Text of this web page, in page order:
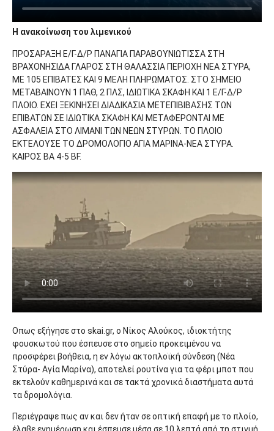
Η ανακοίνωση του λιμενικού
ΠPOΣAPAΞH E/Γ-Δ/P ΠANAΓIA ΠAPABOYNIΩTIΣΣA ΣTH
BPAXONHΣIΔA ΓΛAPOΣ ΣTH ΘAΛAΣΣIA ΠEPIOXH NEA ΣTYPA,
ME 105 EΠIBATEΣ KAI 9 MEΛH ΠΛHPΩMATOΣ. ΣTO ΣHMEIO
METABAINOYN 1 ΠAΘ, 2 ΠΛΣ, IΔIΩTIKA ΣKAΦH KAI 1 E/Γ-Δ/P
ΠΛOIO. EXEI ΞEKINHΣEI ΔIAΔIKAΣIA METEΠIBIBAΣHΣ TΩN
EΠIBATΩN ΣE IΔIΩTIKA ΣKAΦH KAI METAΦEPONTAI ME
AΣΦAΛEIA ΣTO ΛIMANI TΩN NEΩN ΣTYPΩN. TO ΠΛOIO
EKTEΛOYΣE TO ΔPOMOΛOΓIO AΓIA MAPINA-NEA ΣTYPA.
KAIPOΣ BA 4-5 BF.
Oπως εξήγησε στο skai.gr, ο Νίκος Αλούκος, ιδιοκτήτης
φουσκωτού που έσπευσε στο σημείο προκειμένου να
προσφέρει βοήθεια, η εν λόγω ακτοπλοϊκή σύνδεση (Νέα
Στύρα- Αγία Μαρίνα), αποτελεί ρουτίνα για τα φέρι μποτ που
εκτελούν καθημερινά και σε τακτά χρονικά διαστήματα αυτά
τα δρομολόγια.
Περιέγραψε πως αν και δεν ήταν σε οπτική επαφή με το πλοίο,